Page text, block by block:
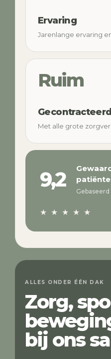
Ervaring
Jarenlange ervaring
Ruim
Gecontracteerd
Met alle grote
9,2
★ ★ ★ ★ ★
ALLES ONDER ÉÉN DAK
Zorg,
bij ons